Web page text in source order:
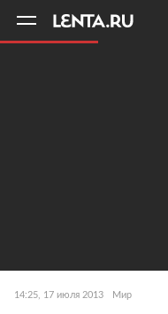
14:25, 17 июля 2013 Мир